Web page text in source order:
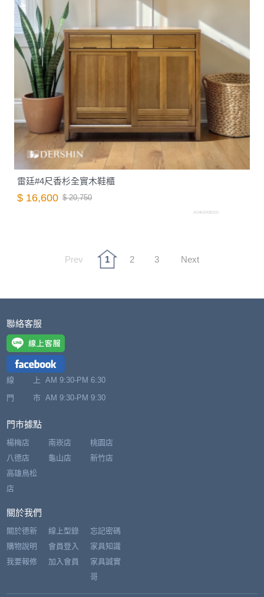
雷廷#4尺香杉全實木鞋櫃
$ 16,600 $ 20,750
A0460008000
Prev 1 2 3 Next
聯絡客服
線 上 AM 9:30-PM 6:30
門 市 AM 9:30-PM 9:30
門市據點
楊梅店
八德店
南崁店
龜山店
桃園店
新竹店
高雄鳥松
店
關於我們
關於德新
購物說明
我要報修
線上型錄
會員登入
加入會員
忘記密碼
家具知識
家具誠實
哥